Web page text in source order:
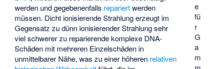
e
fü
r
G
a
m
werden und gegebenenfalls repariertwerden
müssen. Dicht ionisierende Strahlung erzeugt im
Gegensatz zu dünn ionisierender Strahlung sehr
viel schwerer zu reparierende komplexe DNA-
Schäden mit mehreren Einzelschäden in
unmittelbarer Nähe, was zu einer höheren relativen